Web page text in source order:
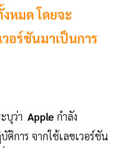
หมด โดยจะ
วอร์ชันมาเป็นการ
บุว่า Apple กำลัง
การ จากใช้เลขเวอร์ชัน